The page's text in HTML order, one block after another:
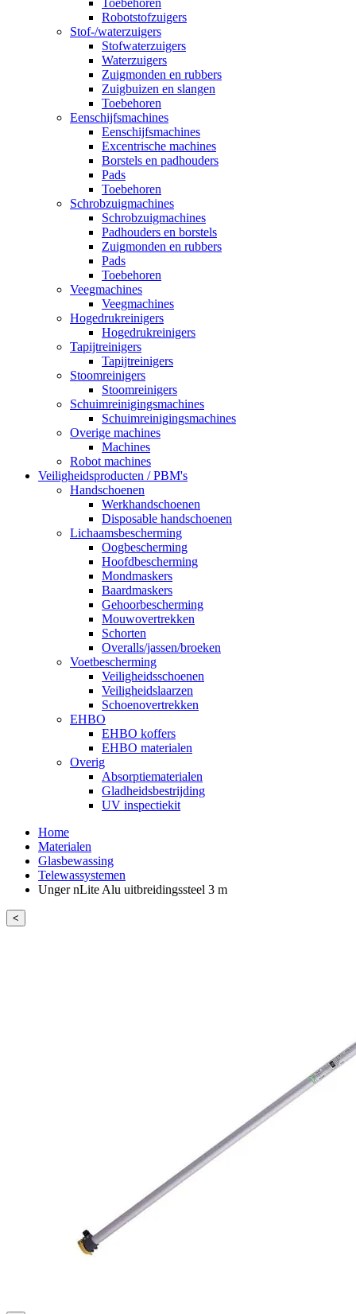
Robotstofzuigers
Stof-/waterzuigers
Stofwaterzuigers
Waterzuigers
Zuigmonden en rubbers
Zuigbuizen en slangen
Toebehoren
Eenschijfsmachines
Eenschijfsmachines
Excentrische machines
Borstels en padhouders
Pads
Toebehoren
Schrobzuigmachines
Schrobzuigmachines
Padhouders en borstels
Zuigmonden en rubbers
Pads
Toebehoren
Veegmachines
Veegmachines
Hogedrukreinigers
Hogedrukreinigers
Tapijtreinigers
Tapijtreinigers
Stoomreinigers
Stoomreinigers
Schuimreinigingsmachines
Schuimreinigingsmachines
Overige machines
Machines
Robot machines
Veiligheidsproducten / PBM's
Handschoenen
Werkhandschoenen
Disposable handschoenen
Lichaamsbescherming
Oogbescherming
Hoofdbescherming
Mondmaskers
Baardmaskers
Gehoorbescherming
Mouwovertrekken
Schorten
Overalls/jassen/broeken
Voetbescherming
Veiligheidsschoenen
Veiligheidslaarzen
Schoenovertrekken
EHBO
EHBO koffers
EHBO materialen
Overig
Absorptiematerialen
Gladheidsbestrijding
UV inspectiekit
Home
Materialen
Glasbewassing
Telewassystemen
Unger nLite Alu uitbreidingssteel 3 m
<